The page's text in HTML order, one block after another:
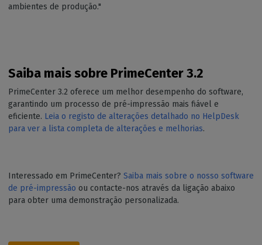
ambientes de produção."
Saiba mais sobre PrimeCenter 3.2
PrimeCenter 3.2 oferece um melhor desempenho do software,
garantindo um processo de pré-impressão mais fiável e
eficiente. Leia o registo de alterações detalhado no HelpDesk
para ver a lista completa de alterações e melhorias.
Interessado em PrimeCenter? Saiba mais sobre o nosso software
de pré-impressão ou contacte-nos através da ligação abaixo
para obter uma demonstração personalizada.